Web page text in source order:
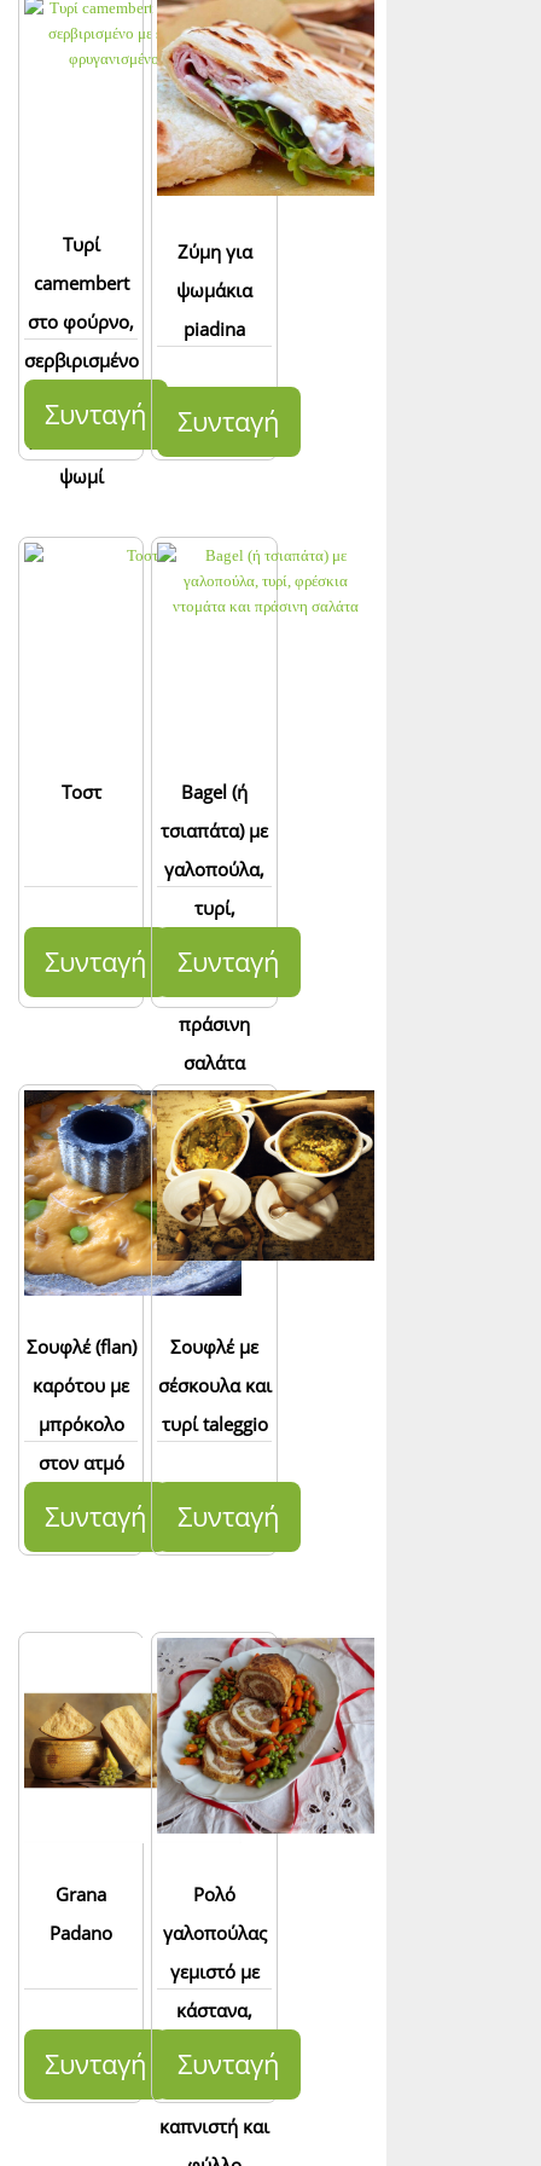
Τυρί
camembert
στο φούρνο,
σερβιρισμένο
με speck και
φρυγανισμένο
ψωμί
Συνταγή
Ζύμη για
ψωμάκια
piadina
Συνταγή
Τοστ
Συνταγή
Bagel (ή
τσιαπάτα) με
γαλοπούλα,
τυρί,
φρέσκια
ντομάτα και
πράσινη
σαλάτα
Συνταγή
Σουφλέ (flan)
καρότου με
μπρόκολο
στον ατμό
κοτόπουλο
Συνταγή
Σουφλέ με
σέσκουλα και
τυρί taleggio
Συνταγή
Grana
Padano
Συνταγή
Ρολό
γαλοπούλας
γεμιστό με
κάστανα,
τυλιγμένο με
καπνιστή και
Συνταγή